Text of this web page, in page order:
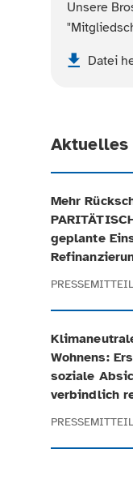
Unsere
Datei
Aktuelles
Mehr
geplante
Wohnens:
soziale
verbindlich